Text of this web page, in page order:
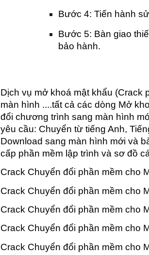
Bước 4: Tiến hành
Bước 5: Bàn giao
bảo hành.
Dịch vụ mở khoá mật khẩu (Crack
màn hình ....tất cả các dòng Mở
đổi chương trình sang màn hình
yêu cầu: Chuyển từ tiếng Anh,
Download sang màn hình mới và
cấp phần mềm lập trình và sơ đồ
Crack Chuyển đổi phần mềm cho
Crack Chuyển đổi phần mềm cho
Crack Chuyển đổi phần mềm cho
Crack Chuyển đổi phần mềm cho
Crack Chuyển đổi phần mềm cho